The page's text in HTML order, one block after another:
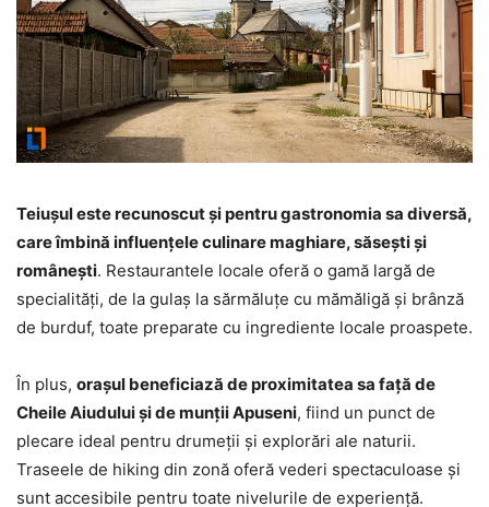
Teiușul este recunoscut și pentru gastronomia sa diversă,
care îmbină influențele culinare maghiare, săsești și
românești. Restaurantele locale oferă o gamă largă de
specialități, de la gulaș la sărmăluțe cu mămăligă și brânză
de burduf, toate preparate cu ingrediente locale proaspete.
În plus, orașul beneficiază de proximitatea sa față de
Cheile Aiudului și de munții Apuseni, fiind un punct de
plecare ideal pentru drumeții și explorări ale naturii.
Traseele de hiking din zonă oferă vederi spectaculoase și
sunt accesibile pentru toate nivelurile de experiență.